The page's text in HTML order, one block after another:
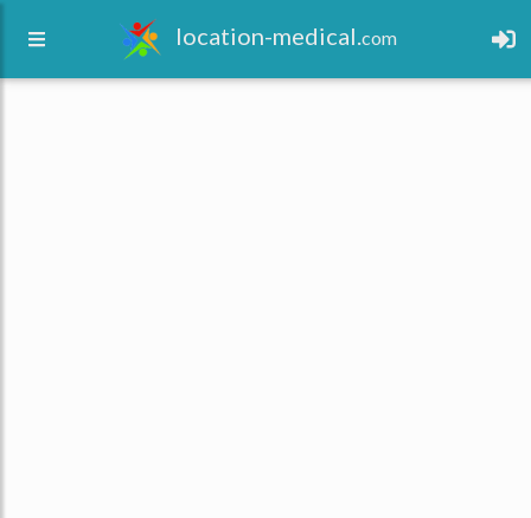
location-medical.com